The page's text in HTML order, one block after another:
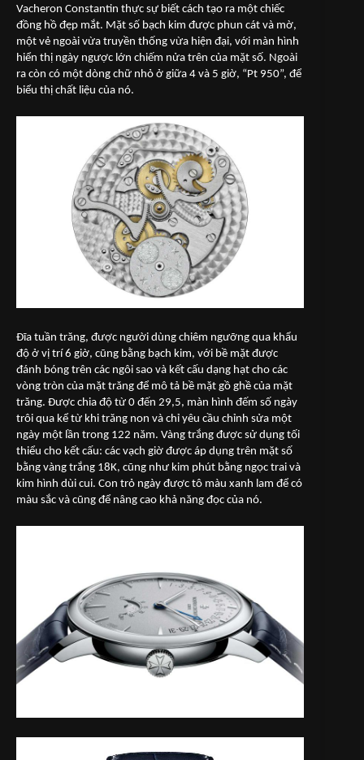
Vacheron Constantin thực sự biết cách tạo ra một chiếc
đồng hồ đẹp mắt. Mặt số bạch kim được phun cát và mờ,
một vẻ ngoài vừa truyền thống vừa hiện đại, với màn hình
hiển thị ngày ngược lớn chiếm nửa trên của mặt số. Ngoài
ra còn có một dòng chữ nhỏ ở giữa 4 và 5 giờ, “Pt 950”, để
biểu thị chất liệu của nó.
Đĩa tuần trăng, được người dùng chiêm ngưỡng qua khẩu
độ ở vị trí 6 giờ, cũng bằng bạch kim, với bề mặt được
đánh bóng trên các ngôi sao và kết cấu dạng hạt cho các
vòng tròn của mặt trăng để mô tả bề mặt gồ ghề của mặt
trăng. Được chia độ từ 0 đến 29,5, màn hình đếm số ngày
trôi qua kể từ khi trăng non và chỉ yêu cầu chỉnh sửa một
ngày một lần trong 122 năm. Vàng trắng được sử dụng tối
thiểu cho kết cấu: các vạch giờ được áp dụng trên mặt số
bằng vàng trắng 18K, cũng như kim phút bằng ngọc trai và
kim hình dùi cui. Con trỏ ngày được tô màu xanh lam để có
màu sắc và cũng để nâng cao khả năng đọc của nó.